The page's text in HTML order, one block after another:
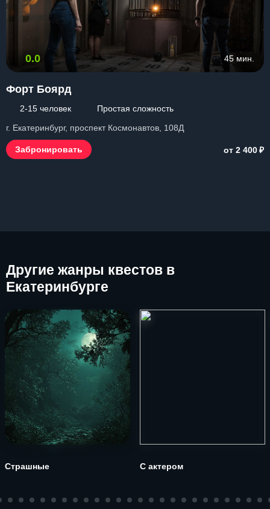
0.0 45 мин.
Форт Боярд
2-15 человек
Простая сложность
г. Екатеринбург, проспект Космонавтов, 108Д
Забронировать от 2 400₽
Другие жанры квестов в
Екатеринбурге
Страшные С актером